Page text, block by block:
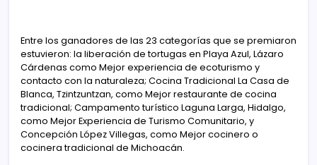
Entre los ganadores de las 23 categorías que se premiaron
estuvieron: la liberación de tortugas en Playa Azul, Lázaro
Cárdenas como Mejor experiencia de ecoturismo y
contacto con la naturaleza; Cocina Tradicional La Casa de
Blanca, Tzintzuntzan, como Mejor restaurante de cocina
tradicional; Campamento turístico Laguna Larga, Hidalgo,
como Mejor Experiencia de Turismo Comunitario, y
Concepción López Villegas, como Mejor cocinero o
cocinera tradicional de Michoacán.